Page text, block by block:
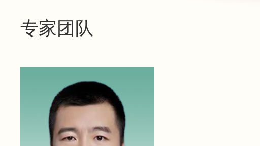
专家团队